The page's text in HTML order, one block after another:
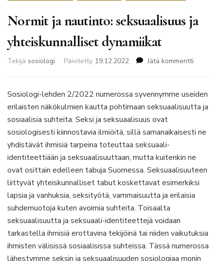
Normit ja nautinto: seksuaalisuus ja
yhteiskunnalliset dynamiikat
Tekijä sosiologi Päivitetty 19.12.2022 Jätä kommentti
ja
Sosiologi-lehden 2/2022 numerossa syvennymme useiden
erilaisten näkökulmien kautta pohtimaan seksuaalisuutta ja
sosiaalisia suhteita. Seksi ja seksuaalisuus ovat
sosiologisesti kiinnostavia ilmiöitä, sillä samanaikaisesti ne
yhdistävät ihmisiä tarpeina toteuttaa seksuaali-
identiteettiään ja seksuaalisuuttaan, mutta kuitenkin ne
ovat osittain edelleen tabuja Suomessa. Seksuaalisuuteen
liittyvät yhteiskunnalliset tabut koskettavat esimerkiksi
lapsia ja vanhuksia, seksityötä, vammaisuutta ja erilaisia
suhdemuotoja kuten avoimia suhteita. Toisaalta
seksuaalisuutta ja seksuaali-identiteettejä voidaan
tarkastella ihmisiä erottavina tekijöinä tai niiden vaikutuksia
ihmisten välisissä sosiaalisissa suhteissa. Tässä numerossa
lähestymme seksin ja seksuaalisuuden sosiologiaa monin